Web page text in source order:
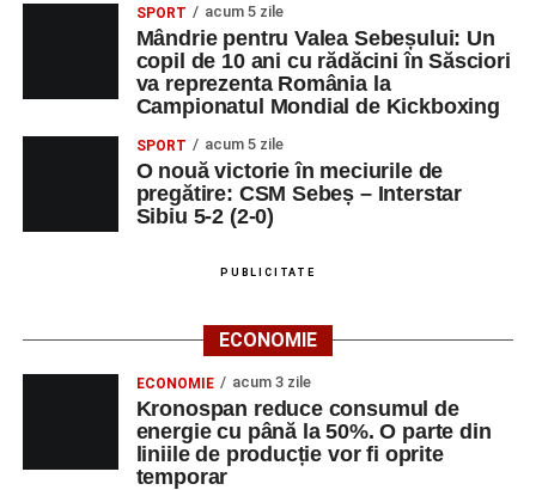
SPORT acum 5 zile
Mândrie pentru Valea Sebeșului: Un
copil de 10 ani cu rădăcini în Săsciori
va reprezenta România la
Campionatul Mondial de Kickboxing
SPORT acum 5 zile
O nouă victorie în meciurile de
pregătire: CSM Sebeș – Interstar
Sibiu 5-2 (2-0)
PUBLICITATE
ECONOMIE
ECONOMIE acum 3 zile
Kronospan reduce consumul de
energie cu până la 50%. O parte din
liniile de producție vor fi oprite
temporar